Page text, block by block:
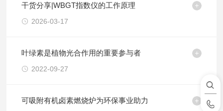
干货分享|WBGT指数仪的工作原理
2026-03-17
叶绿素是植物光合作用的重要参与者
2022-09-27
可吸附有机卤素燃烧炉为环保事业助力